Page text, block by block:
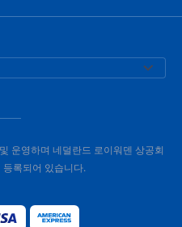
운영하며 네덜란드 로이워덴 상공회
록되어 있습니다.